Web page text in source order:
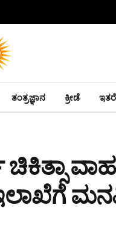
ತಂತ್ರಜ್ಞಾನ ಕ್ರೀಡೆ ಇತರೆ
ಚಿಕಿತ್ಸಾ
ಇಲಾಖೆಗೆ